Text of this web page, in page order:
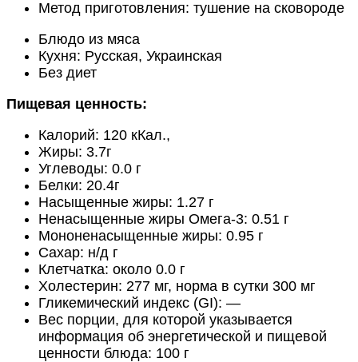
Метод приготовления: тушение на сковороде
Блюдo из мяса
Кухня: Русская, Украинская
Без диет
Пищевая ценность:
Калорий: 120 кКал.,
Жиры: 3.7г
Углеводы: 0.0 г
Белки: 20.4г
Насыщенные жиры: 1.27 г
Ненасыщенные жиры Омега-3: 0.51 г
Мононенасыщенные жиры: 0.95 г
Сахар: н/д г
Клетчатка: около 0.0 г
Холестерин: 277 мг, норма в сутки 300 мг
Гликемический индекс (GI): —
Вес порции, для которой указывается
информация об энергетической и пищевой
ценности блюда: 100 г